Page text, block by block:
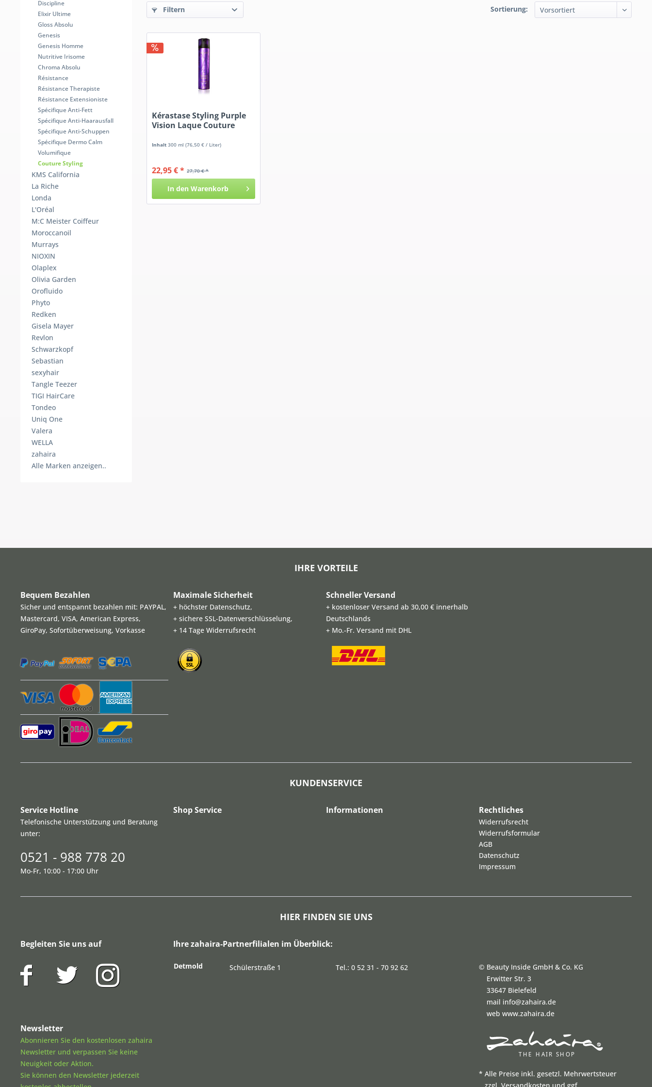
Discipline
Elixir Ultime
Gloss Absolu
Genesis
Genesis Homme
Nutritive Irisome
Chroma Absolu
Résistance
Résistance Therapiste
Résistance Extensioniste
Spécifique Anti-Fett
Spécifique Anti-Haarausfall
Spécifique Anti-Schuppen
Spécifique Dermo Calm
Volumifique
Couture Styling
KMS California
La Riche
Londa
L'Oréal
M:C Meister Coiffeur
Moroccanoil
Murrays
NIOXIN
Olaplex
Olivia Garden
Orofluido
Phyto
Redken
Gisela Mayer
Revlon
Schwarzkopf
Sebastian
sexyhair
Tangle Teezer
TIGI HairCare
Tondeo
Uniq One
Valera
WELLA
zahaira
Alle Marken anzeigen..
Filtern Sortierung:
Kérastase Styling Purple
Vision Laque Couture
Inhalt300 ml(76,50 € / Liter)
27,70 € *
22,95 € *
In den Warenkorb
IHRE VORTEILE
Bequem Bezahlen
Sicher und entspannt bezahlen mit: PAYPAL,
Mastercard, VISA, American Express,
GiroPay, Sofortüberweisung, Vorkasse
Maximale Sicherheit
+ höchster Datenschutz,
+ sichere SSL-Datenverschlüsselung,
+ 14 Tage Widerrufsrecht
Schneller Versand
+ kostenloser Versand ab 30,00 € innerhalb
Deutschlands
+ Mo.-Fr. Versand mit DHL
KUNDENSERVICE
Service Hotline
Telefonische Unterstützung und Beratung
unter:
0521 - 988 778 20
Mo-Fr, 10:00 - 17:00 Uhr
Shop Service Informationen Rechtliches
Widerrufsrecht
Widerrufsformular
AGB
Datenschutz
Impressum
HIER FINDEN SIE UNS
Begleiten Sie uns auf
Newsletter
Abonnieren Sie den kostenlosen zahaira
Newsletter und verpassen Sie keine
Neuigkeit oder Aktion.
Sie können den Newsletter jederzeit
Ihre zahaira-Partnerfilialen im Überblick:
Detmold Schülerstraße 1 Tel.: 0 52 31 - 70 92 62 © Beauty Inside GmbH & Co. KG
Erwitter Str. 3
33647 Bielefeld
mail info@zahaira.de
web www.zahaira.de
* Alle Preise inkl. gesetzl. Mehrwertsteuer